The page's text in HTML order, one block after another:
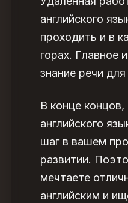
английского
проходить и в
горах. Главное
знание речи
В конце
английского
шаг в вашем
развитии.
мечтаете
английским и